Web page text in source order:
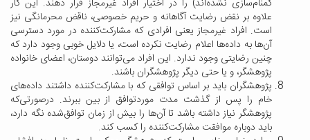
گمنام‌سازی نشده‌اند) را در اختیار افراد غیرمجاز قرار دهند. این کار
علاوه بر نقض رضایت آگاهانه و حریم خصوصی، ناقض محرمانگی نیز
است. افراد غیرمجاز یعنی افرادی که مشارکت‌کننده در مورد دسترسی
آن‌ها به داده‌ها اعلام رضایت نکرده است، یا دلایل خوبی وجود دارد که
چنین رضایتی وجود ندارد. این افراد می‌توانند دوستان، اعضای خانواده
پژوهشگر، و یا حتی دیگر پژوهشگران باشند.
پژوهشگران باید بر اساس توافقی که با مشارکت‌کننده داشتند داده‌های
خام را پس از گذشت مدت موردتوافق از بین ببرند. درصورتی‌که
پژوهشگر نیاز داشته باشد تا آن‌ها را بیش از زمان توافق‌شده نگه دارد،
باید دوباره موافقت مشارکت‌کننده را کسب کند.